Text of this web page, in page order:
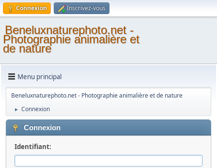
Connexion Inscrivez-vous
Beneluxnaturephoto.net -
Photographie animalière et
de nature
Menu principal
Beneluxnaturephoto.net - Photographie animalière et de nature
► Connexion
Connexion
Identifiant: